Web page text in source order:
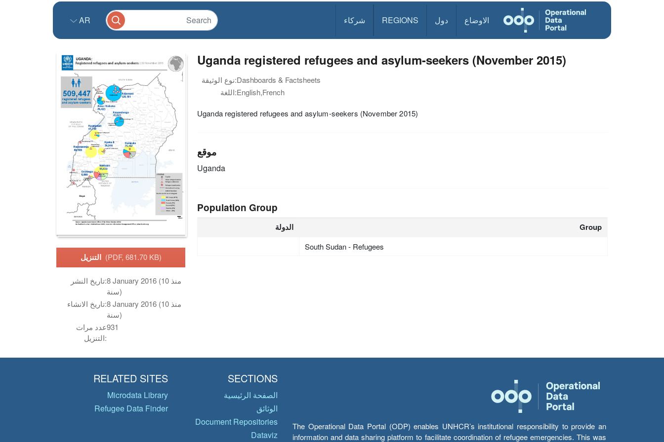
الاوضاع دول REGIONS شركاء AR
التنزيل (PDF, 681.70 KB)
تاريخ النشر:8 January 2016 (منذ 10
سنة)
تاريخ الانشاء:8 January 2016 (منذ 10
سنة)
عدد مرات
التنزيل:
931
Uganda registered refugees and asylum-seekers (November 2015)
نوع الوثيقة:Dashboards & Factsheets
اللغة:English,French
Uganda registered refugees and asylum-seekers (November 2015)
موقع
Uganda
Population Group
الدولة Group
South Sudan - Refugees
The Operational Data Portal (ODP) enables UNHCR’s institutional responsibility to provide an
information and data sharing platform to facilitate coordination of refugee emergencies. This was
SECTIONS
الصفحة الرئيسية
الوثائق
Document Repositories
Dataviz
RELATED SITES
Microdata Library
Refugee Data Finder